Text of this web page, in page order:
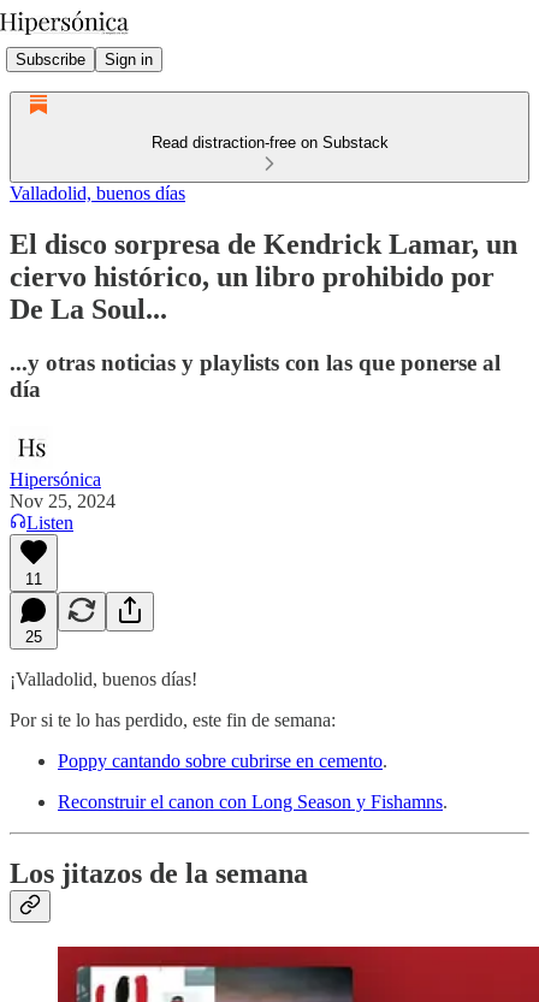
Subscribe Sign in
Read distraction-free on Substack
Valladolid, buenos días
El disco sorpresa de Kendrick Lamar, un
ciervo histórico, un libro prohibido por
De La Soul...
...y otras noticias y playlists con las que ponerse al
día
Hipersónica
Nov 25, 2024
Listen
11
25
¡Valladolid, buenos días!
Por si te lo has perdido, este fin de semana:
Poppy cantando sobre cubrirse en cemento.
Reconstruir el canon con Long Season y Fishamns.
Los jitazos de la semana